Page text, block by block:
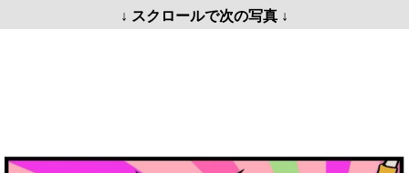
↓ スクロールで次の写真 ↓